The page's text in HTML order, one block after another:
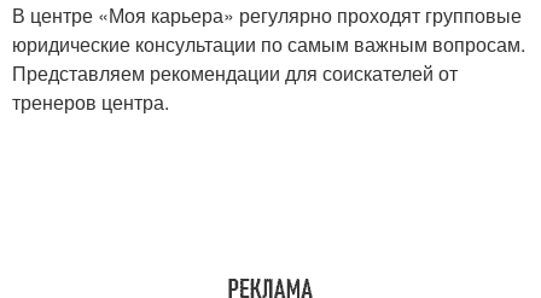
В центре «Моя карьера» регулярно проходят групповые
юридические консультации по самым важным вопросам.
Представляем рекомендации для соискателей от
тренеров центра.